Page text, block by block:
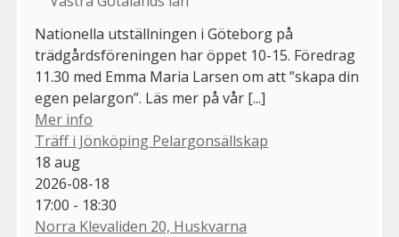
Nationella utställningen i Göteborg på
trädgårdsföreningen har öppet 10-15. Föredrag
11.30 med Emma Maria Larsen om att ”skapa din
egen pelargon”. Läs mer på vår [...]
Mer info
Träff i Jönköping Pelargonsällskap
18 aug
2026-08-18
17:00 - 18:30
Norra Klevaliden 20, Huskvarna